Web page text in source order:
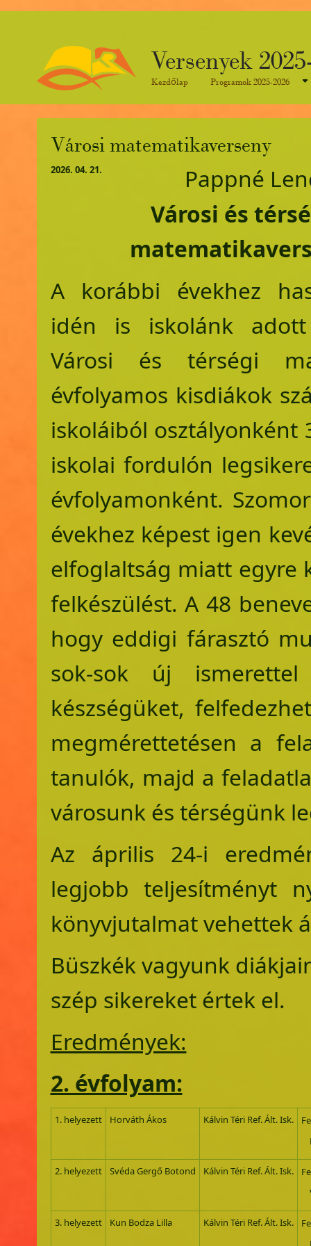
Versenyek
Kezdőlap Programok 2025-2026
​Városi matematikaverseny
2026. 04. 21.
Pappné
​Városi és
A korábbi évekhez
idén is iskolánk
Városi és térségi
évfolyamos kisdiákok
iskoláiból
iskolai fordulón
évfolyamonként.
évekhez képest igen
elfoglaltság miatt egyre
felkészülést. A 48
hogy eddigi fárasztó
sok-sok új ismerettel
készségüket,
megmérettetésen a
tanulók, majd a
városunk és térségünk
Az április 24-i
legjobb teljesítményt
könyvjutalmat vehettek
Büszkék vagyunk
szép sikereket értek el.
​Eredmények:
2. évfolyam:
1. helyezett Horváth Ákos Kálvin Téri Ref. Ált. Isk.
2. helyezett Svéda Gergő Botond Kálvin Téri Ref. Ált. Isk.
3. helyezett Kun Bodza Lilla Kálvin Téri Ref. Ált. Isk.